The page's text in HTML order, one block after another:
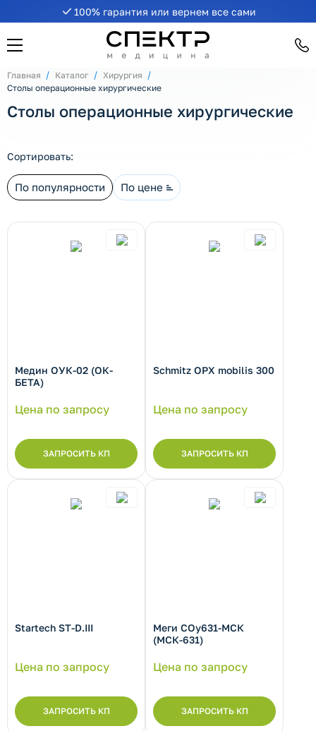
100% гарантия или вернем все сами
Главная Каталог
Хирургия
Столы операционные хирургические
Столы операционные хирургические
развернуть категорию
Сортировать:
По популярности По цене
Медин ОУК-02 (ОК-
БЕТА)
Цена по запросу
ЗАПРОСИТЬ КП
Schmitz OPX mobilis 300
Цена по запросу
ЗАПРОСИТЬ КП
Startech ST-D.III
Цена по запросу
ЗАПРОСИТЬ КП
Меги СОу631-МСК
(МСК-631)
Цена по запросу
ЗАПРОСИТЬ КП